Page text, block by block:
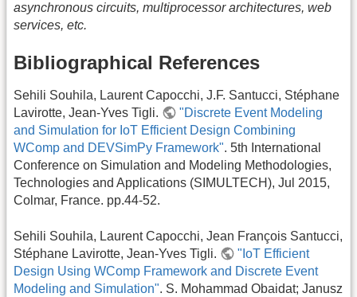
asynchronous circuits, multiprocessor architectures, web
services, etc.
Bibliographical References
Sehili Souhila, Laurent Capocchi, J.F. Santucci, Stéphane
Lavirotte, Jean-Yves Tigli.
"Discrete Event Modeling
and Simulation for IoT Efficient Design Combining
WComp and DEVSimPy Framework". 5th International
Conference on Simulation and Modeling Methodologies,
Technologies and Applications (SIMULTECH), Jul 2015,
Colmar, France. pp.44-52.
Sehili Souhila, Laurent Capocchi, Jean François Santucci,
Stéphane Lavirotte, Jean-Yves Tigli.
"IoT Efficient
Design Using WComp Framework and Discrete Event
Modeling and Simulation". S. Mohammad Obaidat; Janusz